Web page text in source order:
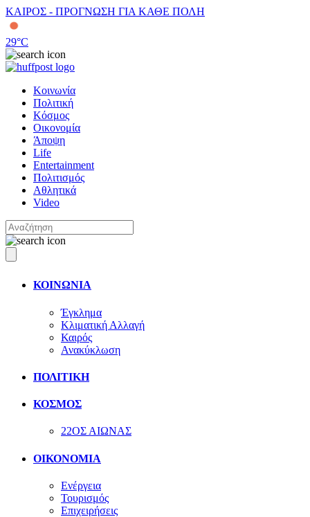
ΚΑΙΡΟΣ - ΠΡΟΓΝΩΣΗ ΓΙΑ ΚΑΘΕ ΠΟΛΗ
29°C
Κοινωνία
Πολιτική
Κόσμος
Οικονομία
Άποψη
Life
Entertainment
Πολιτισμός
Αθλητικά
Video
ΚΟΙΝΩΝΙΑ
Έγκλημα
Κλιματική Αλλαγή
Καιρός
Ανακύκλωση
ΠΟΛΙΤΙΚΗ
ΚΟΣΜΟΣ
22ΟΣ ΑΙΩΝΑΣ
ΟΙΚΟΝΟΜΙΑ
Ενέργεια
Τουρισμός
Επιχειρήσεις